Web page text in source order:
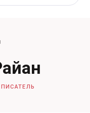
ПИСАТЕЛЬ